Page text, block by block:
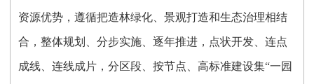
资源优势，遵循把造林绿化、景观打造和生态治理相结
合，整体规划、分步实施、逐年推进，点状开发、连点
成线、连线成片，分区段、按节点、高标准建设集“一园